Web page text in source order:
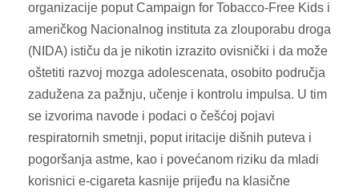
organizacije poput Campaign for Tobacco-Free Kids i
američkog Nacionalnog instituta za zlouporabu droga
(NIDA) ističu da je nikotin izrazito ovisnički i da može
oštetiti razvoj mozga adolescenata, osobito područja
zadužena za pažnju, učenje i kontrolu impulsa. U tim
se izvorima navode i podaci o češćoj pojavi
respiratornih smetnji, poput iritacije dišnih puteva i
pogoršanja astme, kao i povećanom riziku da mladi
korisnici e-cigareta kasnije prijeđu na klasične